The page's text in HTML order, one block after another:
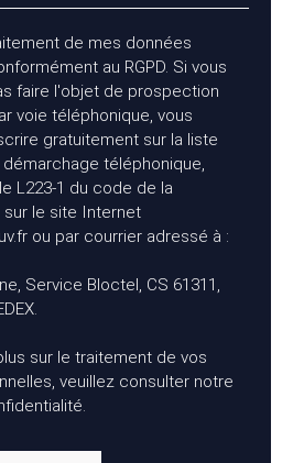
de mes données
au RGPD. Si vous
faire l'objet de prospection
voie téléphonique, vous
gratuitement sur la liste
téléphonique,
L223-1 du code de la
le site Internet
ou par courrier adressé à :
Service Bloctel, CS 61311,
sur le traitement de vos
veuillez consulter notre
.